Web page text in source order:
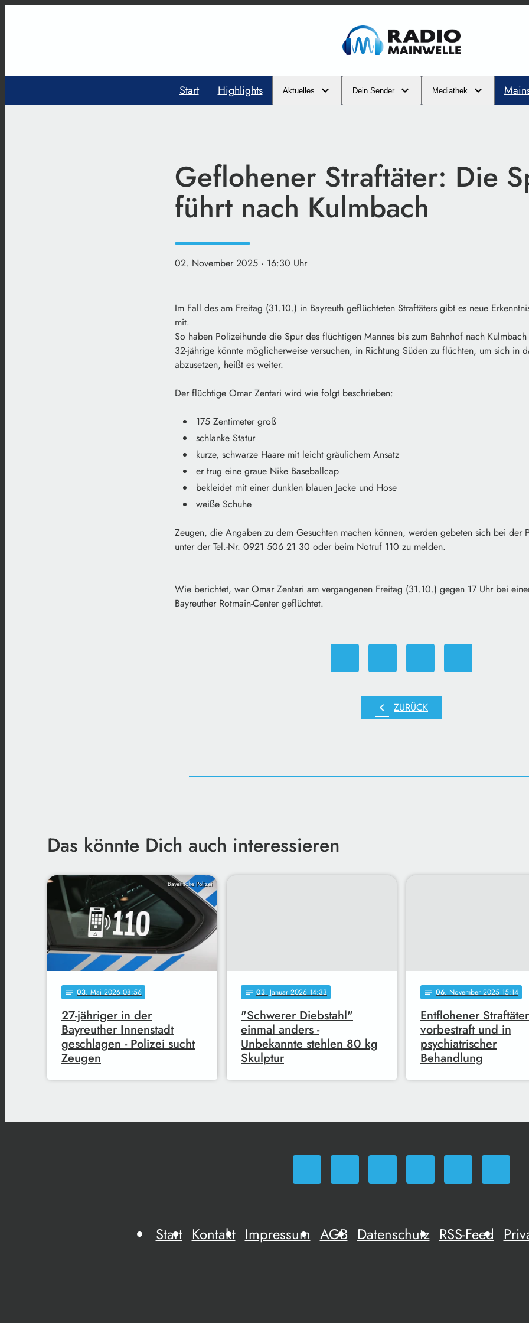
Start Highlights Aktuelles Dein Sender Mediathek
Geflohener Straftäter: Die
führt nach Kulmbach
02. November 2025 · 16:30 Uhr
Im Fall des am Freitag (31.10.) in Bayreuth geflüchteten Straftäters gibt es neue
mit.
So haben Polizeihunde die Spur des flüchtigen Mannes bis zum Bahnhof nach
32-jährige könnte möglicherweise versuchen, in Richtung Süden zu flüchten, um sich in
abzusetzen, heißt es weiter.
Der flüchtige Omar Zentari wird wie folgt beschrieben:
175 Zentimeter groß
schlanke Statur
kurze, schwarze Haare mit leicht gräulichem Ansatz
er trug eine graue Nike Baseballcap
bekleidet mit einer dunklen blauen Jacke und Hose
weiße Schuhe
Zeugen, die Angaben zu dem Gesuchten machen können, werden gebeten sich bei der
unter der Tel.-Nr. 0921 506 21 30 oder beim Notruf 110 zu melden.
Wie berichtet, war Omar Zentari am vergangenen Freitag (31.10.) gegen 17 Uhr bei
Bayreuther Rotmain-Center geflüchtet.
chevron_left ZURÜCK
Das könnte Dich auch interessieren
Bayerische Polizei
notes 03. Mai 2026 08:56
27-jähriger in der
Bayreuther Innenstadt
geschlagen - Polizei sucht
Zeugen
notes 03. Januar 2026 14:33
"Schwerer Diebstahl"
einmal anders -
Unbekannte stehlen 80 kg
Skulptur
notes 06. November 2025 15:14
Entflohener
vorbestraft und in
psychiatrischer
Behandlung
Start Kontakt Impressum AGB Datenschutz RSS-Feed